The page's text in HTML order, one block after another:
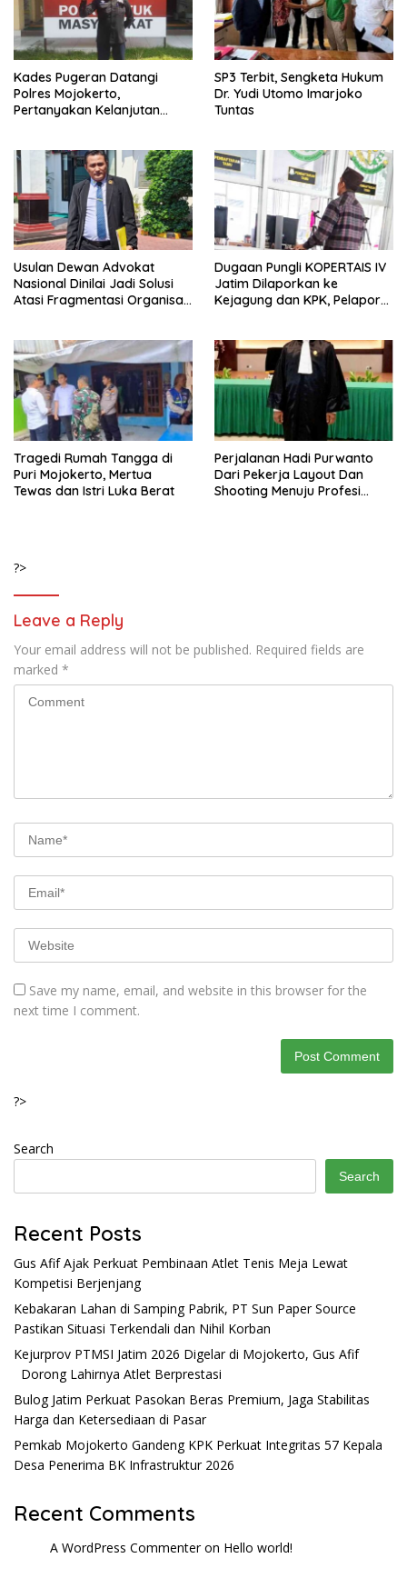
Kades Pugeran Datangi
Polres Mojokerto,
Pertanyakan Kelanjutan
SP3 Terbit, Sengketa Hukum
Dr. Yudi Utomo Imarjoko
Tuntas
Usulan Dewan Advokat
Nasional Dinilai Jadi Solusi
Atasi Fragmentasi Organisasi
Dugaan Pungli KOPERTAIS IV
Jatim Dilaporkan ke
Kejagung dan KPK, Pelapor
Tragedi Rumah Tangga di
Puri Mojokerto, Mertua
Tewas dan Istri Luka Berat
Perjalanan Hadi Purwanto
Dari Pekerja Layout Dan
Shooting Menuju Profesi
?>
Leave a Reply
Your email address will not be published. Required fields are
marked *
Save my name, email, and website in this browser for the
next time I comment.
?>
Search
Search
Recent Posts
Gus Afif Ajak Perkuat Pembinaan Atlet Tenis Meja Lewat
Kompetisi Berjenjang
Kebakaran Lahan di Samping Pabrik, PT Sun Paper Source
Pastikan Situasi Terkendali dan Nihil Korban
Kejurprov PTMSI Jatim 2026 Digelar di Mojokerto, Gus Afif
Dorong Lahirnya Atlet Berprestasi
Bulog Jatim Perkuat Pasokan Beras Premium, Jaga Stabilitas
Harga dan Ketersediaan di Pasar
Pemkab Mojokerto Gandeng KPK Perkuat Integritas 57 Kepala
Desa Penerima BK Infrastruktur 2026
Recent Comments
A WordPress Commenteron Hello world!